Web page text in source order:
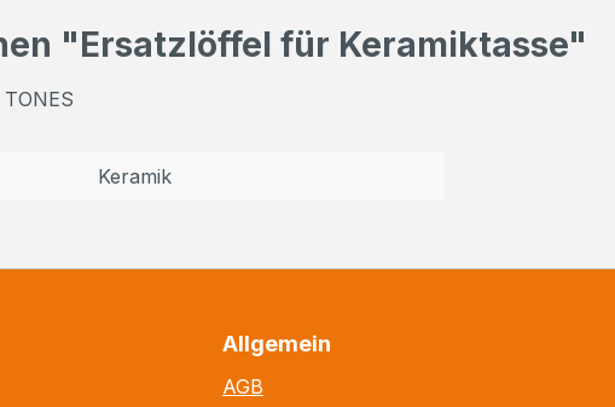
"Ersatzlöffel für Keramiktasse"
Keramik
Allgemein
AGB